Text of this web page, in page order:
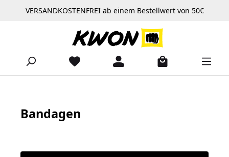
Zum Hauptinhalt springen
VERSANDKOSTENFREI ab einem Bestellwert von 50€
Bandagen